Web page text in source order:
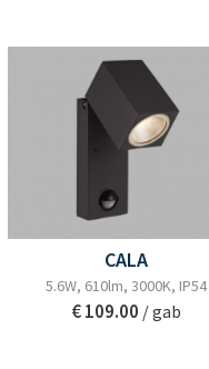
CALA
5.6W, 610lm, 3000K, IP54
€ 109.00 / gab